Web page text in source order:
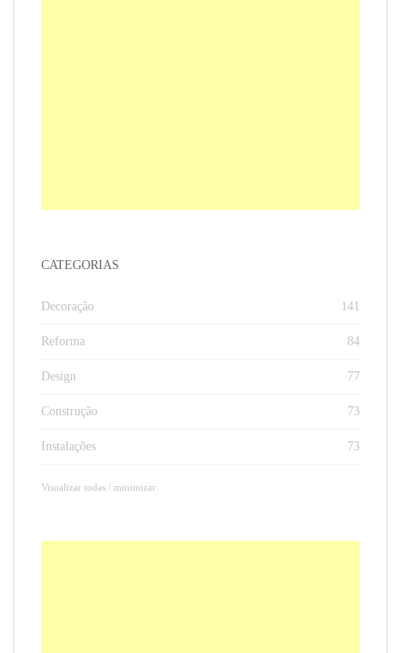
CATEGORIAS
Decoração 141
Reforma 84
Design 77
Construção 73
Instalações 73
Visualizar todas / minimizar